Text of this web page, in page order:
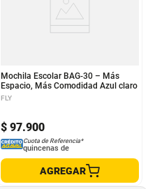
Mochila Escolar BAG-30 – Más
Espacio, Más Comodidad Azul claro
FLY
$ 97.900
Cuota de Referencia*
quincenas de
AGREGAR